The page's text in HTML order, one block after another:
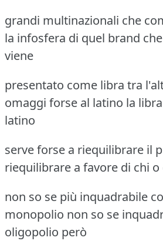
grandi multinazionali che
la infosfera di quel brand
viene
presentato come libra tra
omaggi forse al latino la
latino
serve forse a riequilibrare il
riequilibrare a favore di chi o
non so se più inquadrabile
monopolio non so se
oligopolio però